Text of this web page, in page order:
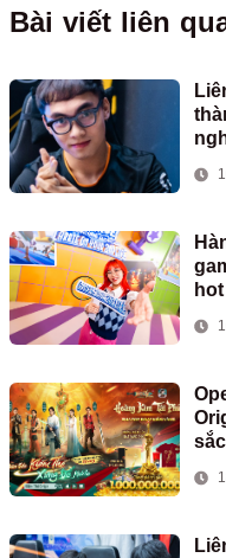
Bài viết liên